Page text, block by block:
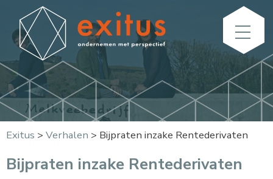
Exitus > Verhalen > Bijpraten inzake Rentederivaten
Bijpraten inzake Rentederivaten